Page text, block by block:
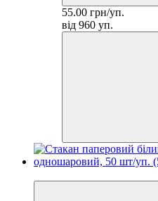
55.00 грн/уп.
від 960 уп.